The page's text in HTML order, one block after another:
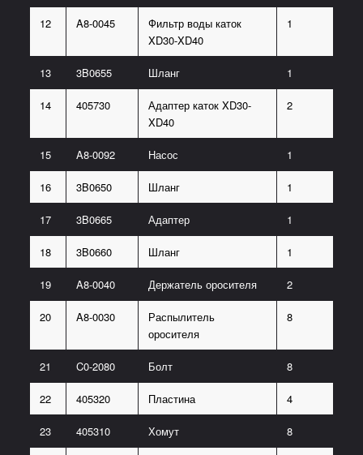
12 A8-0045
Фильтр воды каток
XD30-XD40
1
13 3B0655 Шланг 1
14 405730
Адаптер каток XD30-
XD40
2
15 A8-0092 Насос 1
16 3B0650 Шланг 1
17 3B0665 Адаптер 1
18 3B0660 Шланг 1
19 A8-0040 Держатель оросителя 2
20 A8-0030
Распылитель
оросителя
8
21 C0-2080 Болт 8
22 405320 Пластина 4
23 405310 Хомут 8